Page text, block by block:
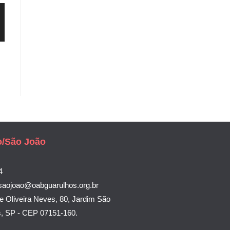
São João
Oliveira Neves, 80, Jardim São
SP - CEP 07151-160.